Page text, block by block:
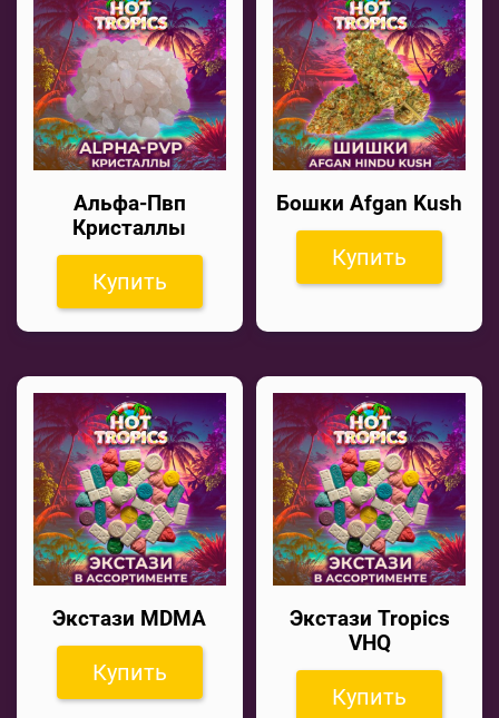
Альфа-Пвп
Кристаллы
Купить
Бошки Afgan Kush
Купить
Экстази MDMA
Купить
Экстази Tropics
VHQ
Купить